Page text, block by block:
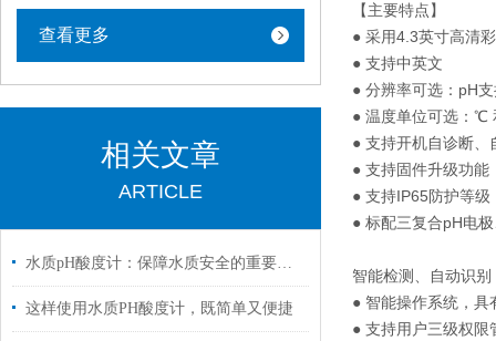
查看更多
相关文章
ARTICLE
水质pH酸度计：保障水质安全的重要工具
这样使用水质PH酸度计，既简单又便捷
【主要特点】
● 采用4.3英寸高清
● 支持中英文
● 分辨率可选：pH
● 温度单位可选：℃
● 支持开机自诊断、
● 支持固件升级功能
● 支持IP65防护等级
● 标配三复合pH电
智能检测、自动识别
● 智能操作系统，具
● 支持用户三级权限